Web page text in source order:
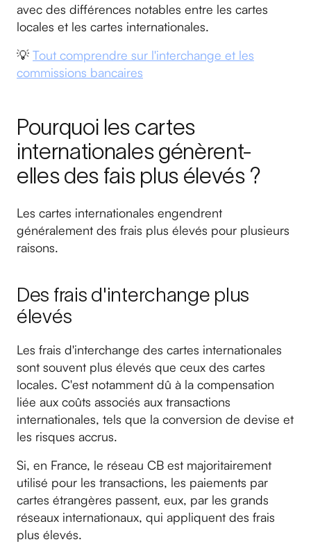
avec des différences notables entre les cartes
locales et les cartes internationales.
💡 Tout comprendre sur l'interchange et les
commissions bancaires
Pourquoi les cartes
internationales génèrent-
elles des fais plus élevés ?
Les cartes internationales engendrent
généralement des frais plus élevés pour plusieurs
raisons.
Des frais d'interchange plus
élevés
Les frais d'interchange des cartes internationales
sont souvent plus élevés que ceux des cartes
locales. C'est notamment dû à la compensation
liée aux coûts associés aux transactions
internationales, tels que la conversion de devise et
les risques accrus.
Si, en France, le réseau CB est majoritairement
utilisé pour les transactions, les paiements par
cartes étrangères passent, eux, par les grands
réseaux internationaux, qui appliquent des frais
plus élevés.